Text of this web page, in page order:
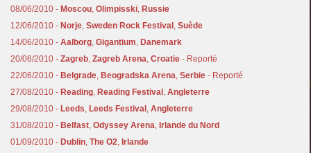
08/06/2010 - Moscou,Olimpisski, Russie
12/06/2010 - Norje,Sweden Rock Festival ,Suède
14/06/2010 -Aalborg,Gigantium, Danemark
20/06/2010 -Zagreb,Zagreb Arena,Croatie - Reporté
22/06/2010 - Belgrade, Beogradska Arena,Serbie - Reporté
27/08/2010 - Reading, Reading Festival ,Angleterre
29/08/2010 - Leeds, Leeds Festival ,Angleterre
31/08/2010 - Belfast,Odyssey Arena, Irlande du Nord
01/09/2010 - Dublin,The O2, Irlande